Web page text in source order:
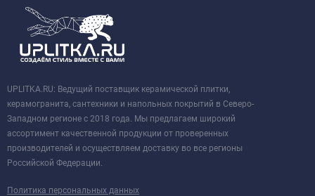
UPLITKA.RU: Ведущий поставщик керамической плитки,
керамогранита, сантехники и напольных покрытий в Северо-
Западном регионе с 2018 года. Мы предлагаем широкий
ассортимент качественной продукции от проверенных
производителей и осуществляем доставку во все регионы
Российской Федерации.
Политика персональных данных